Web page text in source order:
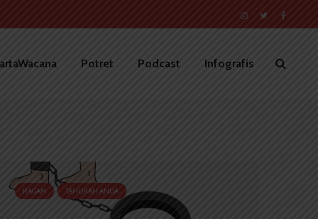
Potret Podcast Infografis
RAGAM TAHUKAH ANDA